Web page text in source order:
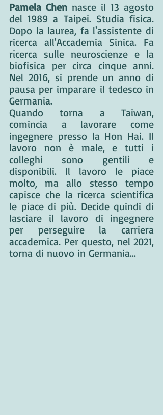
Pamela Chen nasce il 13 agosto
del 1989 a Taipei. Studia fisica.
Dopo la laurea, fa l'assistente di
ricerca all'Accademia Sinica. Fa
ricerca sulle neuroscienze e la
biofisica per circa cinque anni.
Nel 2016, si prende un anno di
pausa per imparare il tedesco in
Germania.
Quando torna a Taiwan,
comincia a lavorare come
ingegnere presso la Hon Hai. Il
lavoro non è male, e tutti i
colleghi sono gentili e
disponibili. Il lavoro le piace
molto, ma allo stesso tempo
capisce che la ricerca scientifica
le piace di più. Decide quindi di
lasciare il lavoro di ingegnere
per perseguire la carriera
accademica. Per questo, nel 2021,
torna di nuovo in Germania...